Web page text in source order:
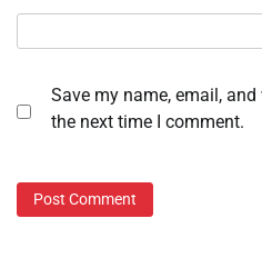
Save my name, email,
the next time I comment.